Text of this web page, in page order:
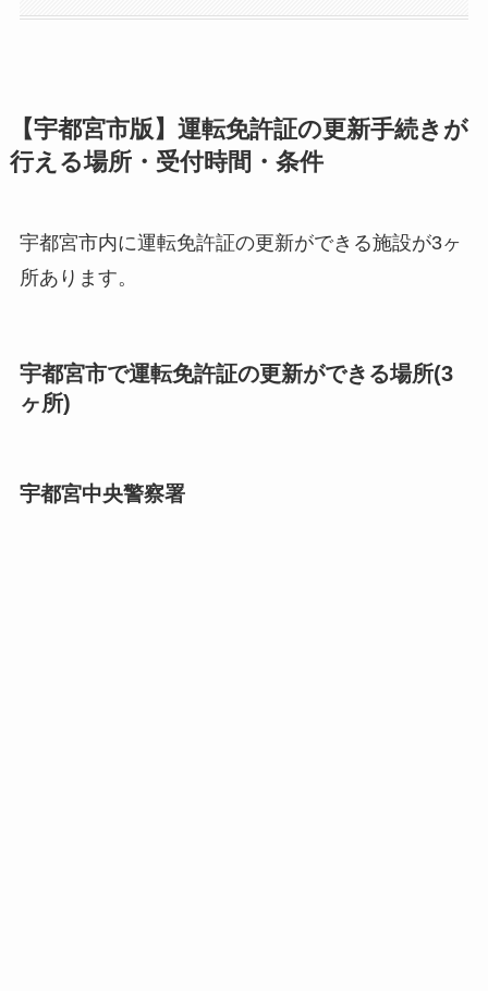
【宇都宮市版】運転免許証の更新手続きが
行える場所・受付時間・条件
宇都宮市内に運転免許証の更新ができる施設が3ヶ
所あります。
宇都宮市で運転免許証の更新ができる場所(3
ヶ所)
宇都宮中央警察署